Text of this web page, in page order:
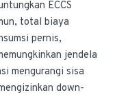
ECCS
total biaya
pernis,
jendela
mengurangi sisa
down-